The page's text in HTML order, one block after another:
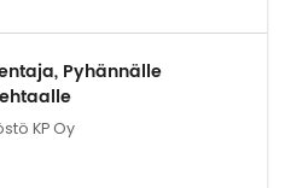
Pyhännälle
KP Oy